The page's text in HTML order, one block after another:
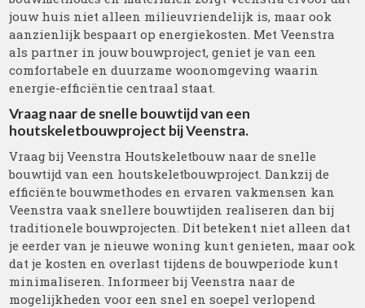
jouw huis niet alleen milieuvriendelijk is, maar ook
aanzienlijk bespaart op energiekosten. Met Veenstra
als partner in jouw bouwproject, geniet je van een
comfortabele en duurzame woonomgeving waarin
energie-efficiëntie centraal staat.
Vraag naar de snelle bouwtijd van een
houtskeletbouwproject bij Veenstra.
Vraag bij Veenstra Houtskeletbouw naar de snelle
bouwtijd van een houtskeletbouwproject. Dankzij de
efficiënte bouwmethodes en ervaren vakmensen kan
Veenstra vaak snellere bouwtijden realiseren dan bij
traditionele bouwprojecten. Dit betekent niet alleen dat
je eerder van je nieuwe woning kunt genieten, maar ook
dat je kosten en overlast tijdens de bouwperiode kunt
minimaliseren. Informeer bij Veenstra naar de
mogelijkheden voor een snel en soepel verlopend